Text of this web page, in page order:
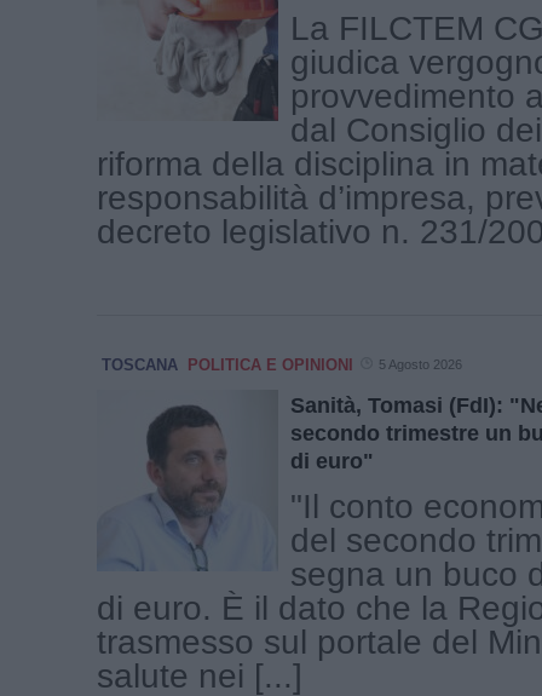
La FILCTEM
giudica
provvedimento
dal Consiglio
riforma della disciplina in
responsabilità d’impresa,
decreto legislativo n. 231/
TOSCANA POLITICA E OPINIONI 5 Agosto 2026
Sanità, Tomasi (FdI):
secondo trimestre un
di euro"
"Il conto
del secondo
segna un buco
di euro. È il dato che la
trasmesso sul portale del
salute nei [...]